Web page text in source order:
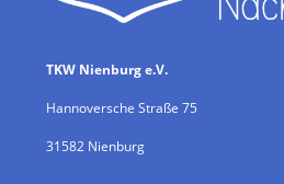
TKW Nienburg e.V.
Hannoversche Straße 75
31582 Nienburg